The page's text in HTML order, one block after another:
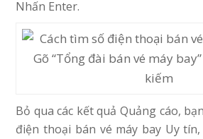
Nhấn Enter.
Gõ “Tổng đài bán vé máy
kiếm
Bỏ qua các kết quả Quảng cáo,
điện thoại bán vé máy bay Uy